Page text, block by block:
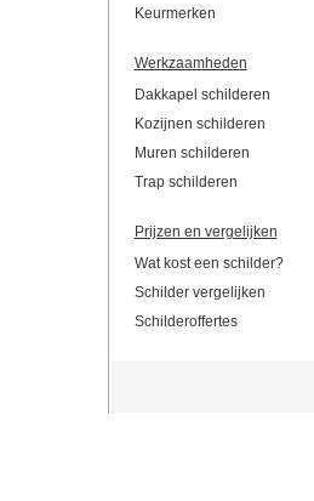
Keurmerken
Werkzaamheden
Dakkapel schilderen
Kozijnen schilderen
Muren schilderen
Trap schilderen
Prijzen en vergelijken
Wat kost een schilder?
Schilder vergelijken
Schilderoffertes